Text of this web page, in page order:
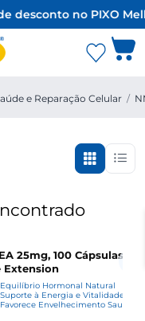
desconto no PIXO
e Reparação Celular /
25mg, 100 Cápsulas ,
Extension
Equilíbrio Hormonal Natural
Suporte à Energia e Vitalidade
Favorece Envelhecimento Saudável